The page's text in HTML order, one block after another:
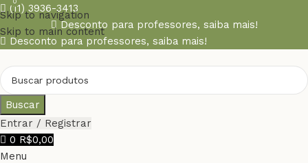
Skip to navigation
Skip to main content
(11) 3936-3413
Desconto para professores, saiba mais!
Desconto para professores, saiba mais!
Buscar
Entrar / Registrar
0 R$0,00
Menu
0